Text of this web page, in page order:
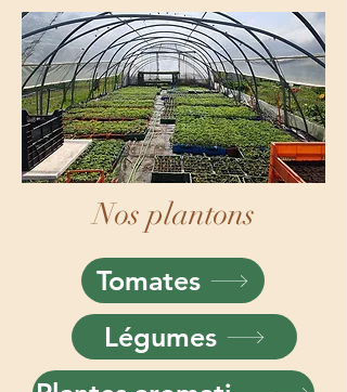
Nos plantons
Tomates
Légumes